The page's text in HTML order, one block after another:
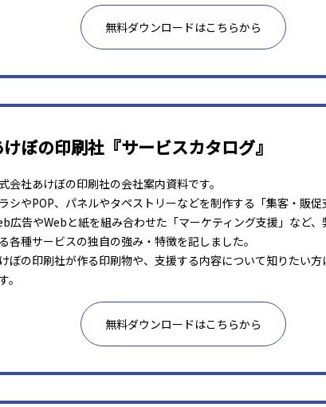
無料ダウンロードはこちらから
けぼの印刷社『サービスカタログ』
会社あけぼの印刷社の会社案内資料です。
シやPOP、パネルやタペストリーなどを制作する「集客・販促
広告やWebと紙を組み合わせた「マーケティング支援」など、
各種サービスの独自の強み・特徴を記しました。
ぼの印刷社が作る印刷物や、支援する内容について知りたい方
。
無料ダウンロードはこちらから